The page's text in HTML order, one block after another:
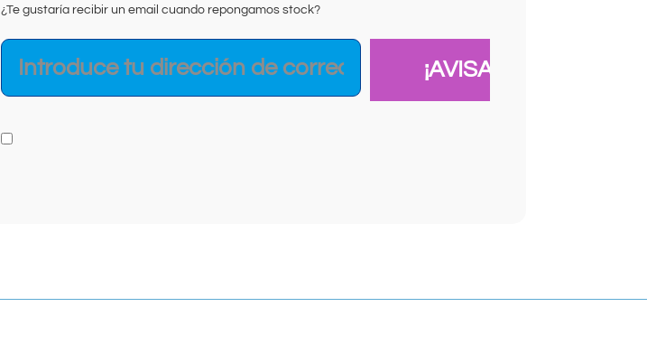
¿Te gustaría recibir un email cuando repongamos stock?